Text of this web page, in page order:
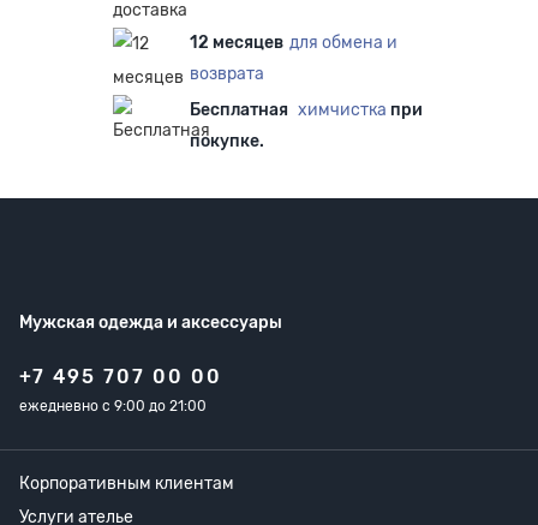
12 месяцев для обмена и
возврата
Бесплатная химчистка при
покупке.
Мужская одежда и аксессуары
+7 495 707 00 00
ежедневно с 9:00 до 21:00
Корпоративным клиентам
Услуги ателье